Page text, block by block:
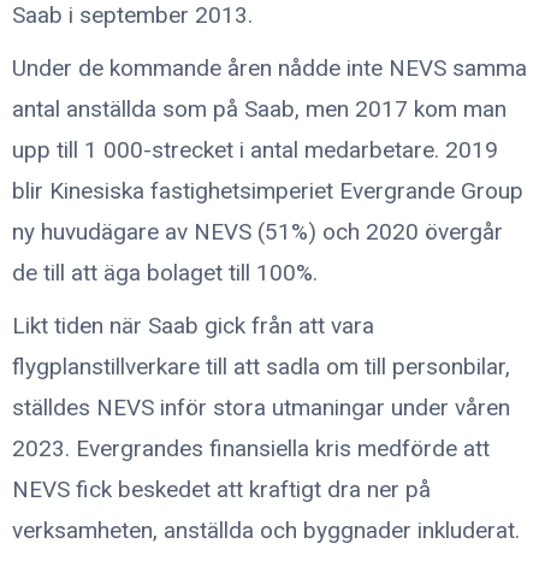
Saab i september 2013.
Under de kommande åren nådde inte NEVS samma
antal anställda som på Saab, men 2017 kom man
upp till 1 000-strecket i antal medarbetare. 2019
blir Kinesiska fastighetsimperiet Evergrande Group
ny huvudägare av NEVS (51%) och 2020 övergår
de till att äga bolaget till 100%.
Likt tiden när Saab gick från att vara
flygplanstillverkare till att sadla om till personbilar,
ställdes NEVS inför stora utmaningar under våren
2023. Evergrandes finansiella kris medförde att
NEVS fick beskedet att kraftigt dra ner på
verksamheten, anställda och byggnader inkluderat.